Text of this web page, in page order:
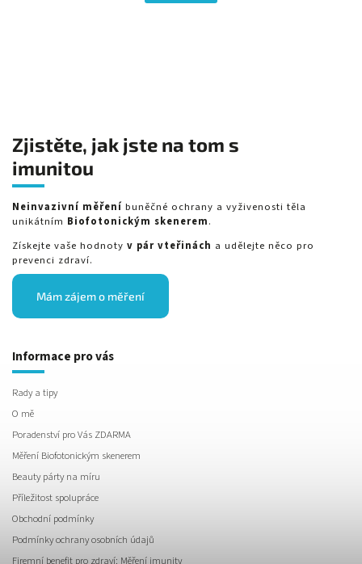
Zjistěte, jak jste na tom s
imunitou
Neinvazivní měření buněčné ochrany a vyživenosti těla
unikátním Biofotonickým skenerem.
Získejte vaše hodnoty v pár vteřinách a udělejte něco pro
prevenci zdraví.
Mám zájem o měření
Informace pro vás
Rady a tipy
O mě
Poradenství pro Vás ZDARMA
Měření Biofotonickým skenerem
Beauty párty na míru
Příležitost spolupráce
Obchodní podmínky
Podmínky ochrany osobních údajů
Firemní benefit pro zdraví: Měření imunity